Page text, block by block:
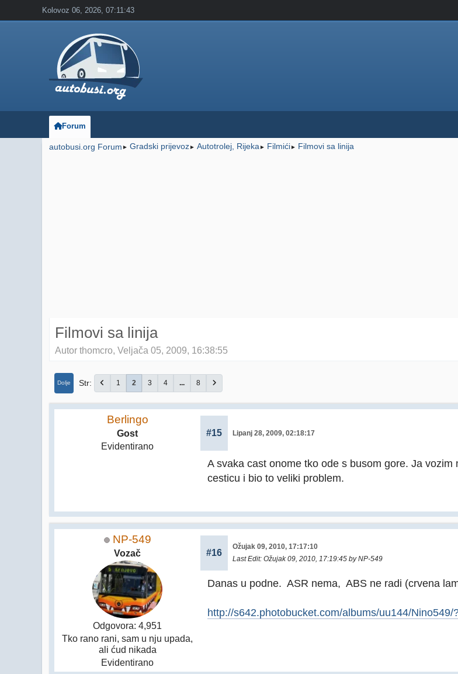
Kolovoz 06, 2026, 07:11:43
Forum
autobusi.org Forum ► Gradski prijevoz► Autotrolej, Rijeka ► Filmići► Filmovi sa linija
Filmovi sa linija
Autor thomcro, Veljača 05, 2009, 16:38:55
Dolje Str 1 2 3 4 ... 8
Berlingo
Gost
Evidentirano
#15 Lipanj 28, 2009, 02:18:17
A svaka cast onome tko ode s busom gore. Ja
cesticu i bio to veliki problem.
NP-549
Vozač
Odgovora: 4,951
Tko rano rani, sam u nju upada,
ali ćud nikada
Evidentirano
#16
Ožujak 09, 2010, 17:17:10
Last Edit: Ožujak 09, 2010, 17:19:45 by NP-549
Danas u podne. ASR nema, ABS ne radi (crvena
http://s642.photobucket.com/albums/uu144/